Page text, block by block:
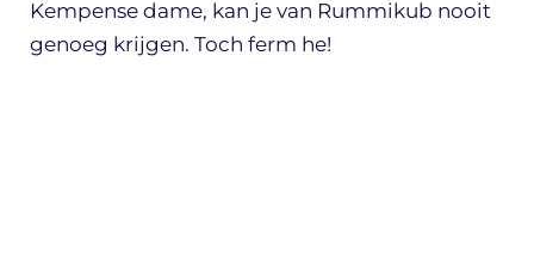
Kempense dame, kan je van Rummikub nooit
genoeg krijgen. Toch ferm he!